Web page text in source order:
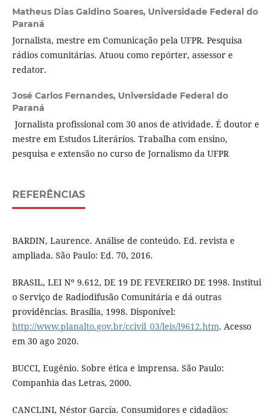
Matheus Dias Galdino Soares, Universidade Federal do
Paraná
Jornalista, mestre em Comunicação pela UFPR. Pesquisa
rádios comunitárias. Atuou como repórter, assessor e
redator.
José Carlos Fernandes, Universidade Federal do
Paraná
Jornalista profissional com 30 anos de atividade. É doutor e
mestre em Estudos Literários. Trabalha com ensino,
pesquisa e extensão no curso de Jornalismo da UFPR
REFERÊNCIAS
BARDIN, Laurence. Análise de conteúdo. Ed. revista e
ampliada. São Paulo: Ed. 70, 2016.
BRASIL, LEI Nº 9.612, DE 19 DE FEVEREIRO DE 1998. Institui
o Serviço de Radiodifusão Comunitária e dá outras
providências. Brasília, 1998. Disponível:
http://www.planalto.gov.br/ccivil_03/leis/l9612.htm. Acesso
em 30 ago 2020.
BUCCI, Eugênio. Sobre ética e imprensa. São Paulo:
Companhia das Letras, 2000.
CANCLINI, Néstor García. Consumidores e cidadãos: